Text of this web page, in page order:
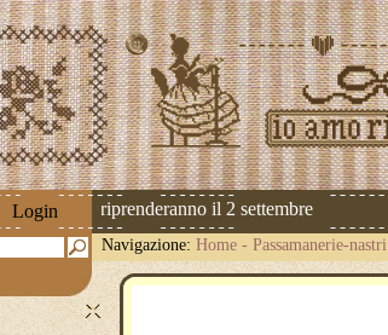
Login riprenderanno il 2 settembre
Navigazione: Home - Passamanerie-nastri